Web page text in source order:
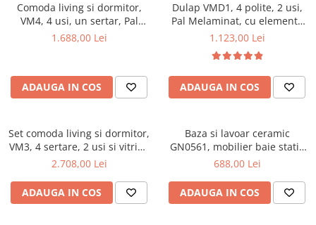
Comoda living si dormitor,
VM4, 4 usi, un sertar, Pal
melaminat, cu insertii MDF,
1.688,00 Lei
ADAUGA IN COS
Dulap VMD1, 4 polite, 2 usi,
Pal Melaminat, cu elemente
din MDF, Nuc
1.123,00 Lei
ADAUGA IN COS
Set comoda living si dormitor,
VM3, 4 sertare, 2 usi si vitrina
suprapozabila VMN4, 2 usi, 2
insertii MDF, Nuc
2.708,00 Lei
ADAUGA IN COS
Baza si lavoar ceramic
GN0561, mobilier baie stativ
50 cm, front MDF, 2 usi, 2
reglabile, alb/antracit
688,00 Lei
ADAUGA IN COS